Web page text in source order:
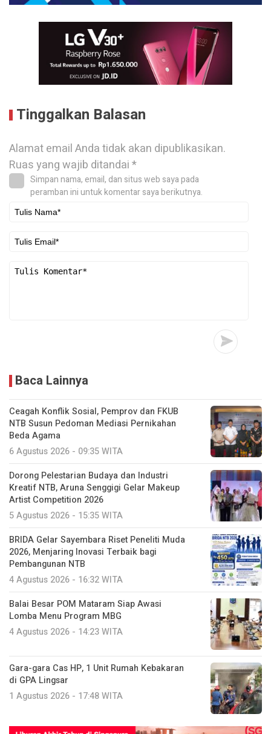
Tinggalkan Balasan
Alamat email Anda tidak akan dipublikasikan.
Ruas yang wajib ditandai*
Simpan nama, email, dan situs web saya pada
peramban ini untuk komentar saya berikutnya.
Baca Lainnya
Ceagah Konflik Sosial, Pemprov dan FKUB
NTB Susun Pedoman Mediasi Pernikahan
Beda Agama
6 Agustus 2026 - 09:35 WITA
Dorong Pelestarian Budaya dan Industri
Kreatif NTB, Aruna Senggigi Gelar Makeup
Artist Competition 2026
5 Agustus 2026 - 15:35 WITA
BRIDA Gelar Sayembara Riset Peneliti Muda
2026, Menjaring Inovasi Terbaik bagi
Pembangunan NTB
4 Agustus 2026 - 16:32 WITA
Balai Besar POM Mataram Siap Awasi
Lomba Menu Program MBG
4 Agustus 2026 - 14:23 WITA
Gara-gara Cas HP, 1 Unit Rumah Kebakaran
di GPA Lingsar
1 Agustus 2026 - 17:48 WITA